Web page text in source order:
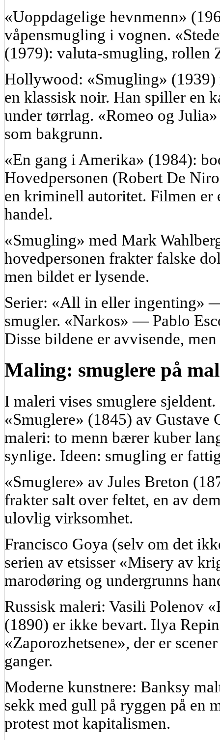
«Uoppdagelige hevnmenn»
våpensmugling i vognen.
(1979): valuta-smugling, rollen
Hollywood: «Smugling»
en klassisk noir. Han spiller en
under tørrlag. «Romeo og
som bakgrunn.
«En gang i Amerika» (1984):
Hovedpersonen (Robert De
en kriminell autoritet. Filmen er
handel.
«Smugling» med Mark
hovedpersonen frakter falske
men bildet er lysende.
Serier: «All in eller ingenting»
smugler. «Narkos» — Pablo
Disse bildene er avvisende,
Maling: smuglere på
I maleri vises smuglere
«Smuglere» (1845) av
maleri: to menn bærer kuber
synlige. Ideen: smugling er
«Smuglere» av Jules Breton
frakter salt over feltet, en av
ulovlig virksomhet.
Francisco Goya (selv om det
serien av etsisser «Misery av
marodøring og undergrunns
Russisk maleri: Vasili Polenov
(1890) er ikke bevart. Ilya
«Zaporozhetsene», der er
ganger.
Moderne kunstnere: Banksy
sekk med gull på ryggen på en
protest mot kapitalismen.